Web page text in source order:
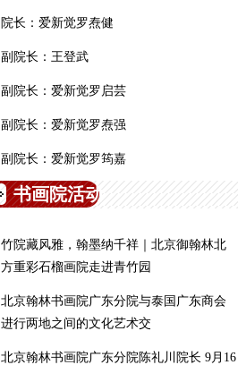
院长：爱新觉罗焘健
副院长：王登武
副院长：爱新觉罗启芸
副院长：爱新觉罗焘强
副院长：爱新觉罗筠嘉
书画院活动
竹院藏风雅，翰墨纳千祥｜北京御翰林北
方重彩石榴画院走进青竹园
北京翰林书画院广东分院与泰国广东商会
进行两地之间的文化艺术交
北京翰林书画院广东分院陈礼川院长 9月16